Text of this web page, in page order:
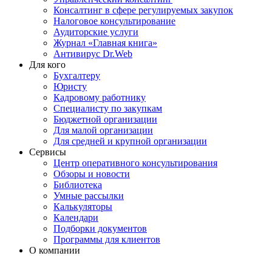
Консалтинг в сфере регулируемых закупок
Налоговое консультирование
Аудиторские услуги
Журнал «Главная книга»
Антивирус Dr.Web
Для кого
Бухгалтеру
Юристу
Кадровому работнику
Специалисту по закупкам
Бюджетной организации
Для малой организации
Для средней и крупной организации
Сервисы
Центр оперативного консультирования
Обзоры и новости
Библиотека
Умные рассылки
Калькуляторы
Календари
Подборки документов
Программы для клиентов
О компании